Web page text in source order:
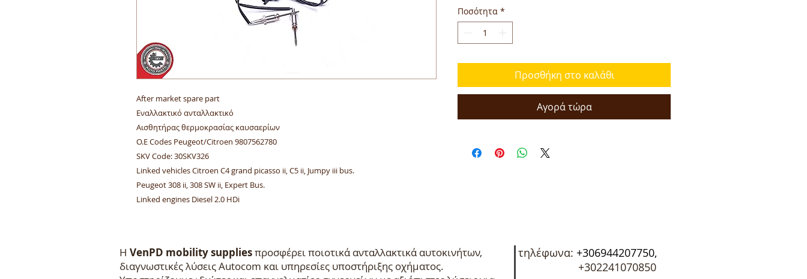
After market spare part
Εναλλακτικό ανταλλακτικό
Αισθητήρας θερμοκρασίας καυσαερίων
O.E Codes Peugeot/Citroen 9807562780
SKV Code: 30SKV326
Linked vehicles Citroen C4 grand picasso ii, C5 ii, Jumpy iii bus.
Peugeot 308 ii, 308 SW ii, Expert Bus.
Linked engines Diesel 2.0 HDi
Ποσότητα *
Προσθήκη στο καλάθι
Αγορά τώρα
Η VenPD mobility suppliesπροσφέρει ποιοτικά ανταλλακτικά αυτοκινήτων,
διαγνωστικές λύσεις Autocom και υπηρεσίες υποστήριξης οχήματος.
τηλέφωνα: +306944207750,
+302241070850